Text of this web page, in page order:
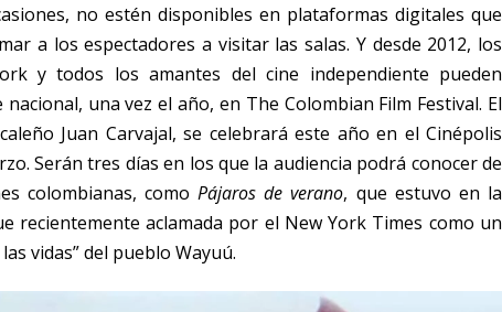
no estén disponibles en plataformas digitales que
a los espectadores a visitar las salas. Y desde 2012, los
y todos los amantes del cine independiente pueden
una vez el año, en The Colombian Film Festival. El
Juan Carvajal, se celebrará este año en el Cinépolis
Serán tres días en los que la audiencia podrá conocer de
colombianas, comoPájaros de verano, que estuvo en la
recientemente aclamada por el New York Times como un
vidas” del pueblo Wayuú.